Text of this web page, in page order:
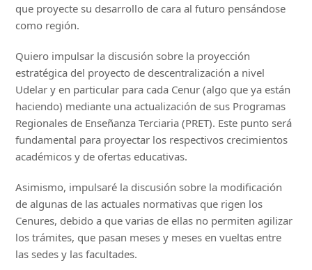
que proyecte su desarrollo de cara al futuro pensándose
como región.
Quiero impulsar la discusión sobre la proyección
estratégica del proyecto de descentralización a nivel
Udelar y en particular para cada Cenur (algo que ya están
haciendo) mediante una actualización de sus Programas
Regionales de Enseñanza Terciaria (PRET). Este punto será
fundamental para proyectar los respectivos crecimientos
académicos y de ofertas educativas.
Asimismo, impulsaré la discusión sobre la modificación
de algunas de las actuales normativas que rigen los
Cenures, debido a que varias de ellas no permiten agilizar
los trámites, que pasan meses y meses en vueltas entre
las sedes y las facultades.